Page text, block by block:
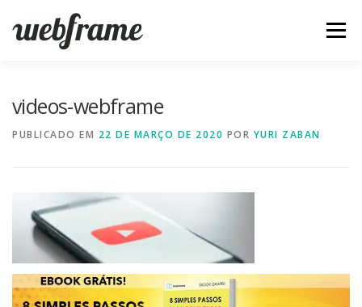
para
Menu
videos-webframe
PUBLICADO EM 22 DE MARÇO DE 2020 POR YURI ZABAN